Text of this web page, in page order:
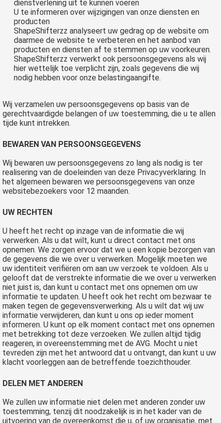
dienstverlening uit te kunnen voeren
U te informeren over wijzigingen van onze diensten en
producten
ShapeShifterzz analyseert uw gedrag op de website om
daarmee de website te verbeteren en het aanbod van
producten en diensten af te stemmen op uw voorkeuren.
ShapeShifterzz verwerkt ook persoonsgegevens als wij
hier wettelijk toe verplicht zijn, zoals gegevens die wij
nodig hebben voor onze belastingaangifte.
Wij verzamelen uw persoonsgegevens op basis van de
gerechtvaardigde belangen of uw toestemming, die u te allen
tijde kunt intrekken.
BEWAREN VAN PERSOONSGEGEVENS
Wij bewaren uw persoonsgegevens zo lang als nodig is ter
realisering van de doeleinden van deze Privacyverklaring. In
het algemeen bewaren we persoonsgegevens van onze
websitebezoekers voor 12 maanden.
UW RECHTEN
U heeft het recht op inzage van de informatie die wij
verwerken. Als u dat wilt, kunt u direct contact met ons
opnemen. We zorgen ervoor dat we u een kopie bezorgen van
de gegevens die we over u verwerken. Mogelijk moeten we
uw identiteit verifiëren om aan uw verzoek te voldoen. Als u
gelooft dat de verstrekte informatie die we over u verwerken
niet juist is, dan kunt u contact met ons opnemen om uw
informatie te updaten. U heeft ook het recht om bezwaar te
maken tegen de gegevensverwerking. Als u wilt dat wij uw
informatie verwijderen, dan kunt u ons op ieder moment
informeren. U kunt op elk moment contact met ons opnemen
met betrekking tot deze verzoeken. We zullen altijd tijdig
reageren, in overeenstemming met de AVG. Mocht u niet
tevreden zijn met het antwoord dat u ontvangt, dan kunt u uw
klacht voorleggen aan de betreffende toezichthouder.
DELEN MET ANDEREN
We zullen uw informatie niet delen met anderen zonder uw
toestemming, tenzij dit noodzakelijk is in het kader van de
uitvoering van de overeenkomst die u, of uw organisatie, met